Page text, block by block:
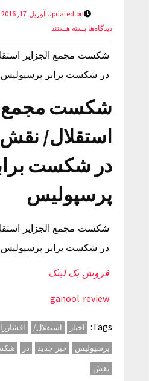
Updated on آوریل 17, 2016
دیدگاه‌هابسته هستند
شکست مجمع الجزایر
در شکست برابر پرسپولیس
شکست مجمع
استقلال/ نقش
در شکست
پرسپولیس
شکست مجمع الجزایر
در شکست برابر پرسپولیس
فروش بک لینک
ganool review
Tags: اخبار استقلال/
پرسپولیس
خبر جدید در
نقش